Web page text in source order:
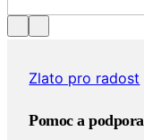
Zlato pro radost
Pomoc a podpora